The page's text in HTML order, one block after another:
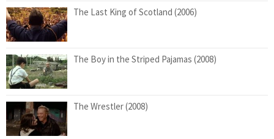
The Last King of Scotland (2006)
The Boy in the Striped Pajamas (2008)
The Wrestler (2008)